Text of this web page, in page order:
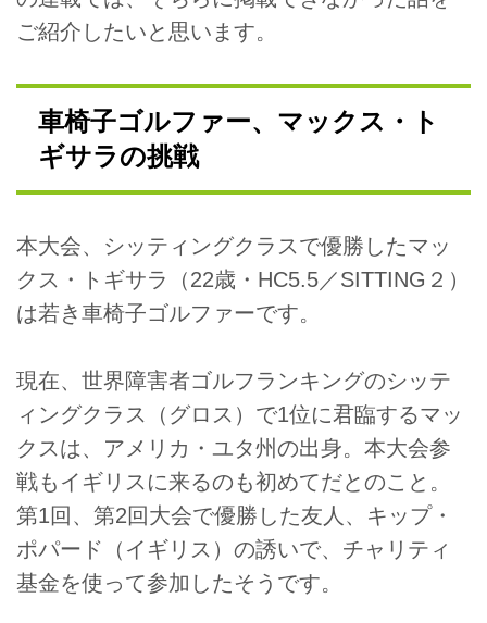
ご紹介したいと思います。
車椅子ゴルファー、マックス・ト
ギサラの挑戦
本大会、シッティングクラスで優勝したマッ
クス・トギサラ（22歳・HC5.5／SITTING２）
は若き車椅子ゴルファーです。
現在、世界障害者ゴルフランキングのシッテ
ィングクラス（グロス）で1位に君臨するマッ
クスは、アメリカ・ユタ州の出身。本大会参
戦もイギリスに来るのも初めてだとのこと。
第1回、第2回大会で優勝した友人、キップ・
ポパード（イギリス）の誘いで、チャリティ
基金を使って参加したそうです。